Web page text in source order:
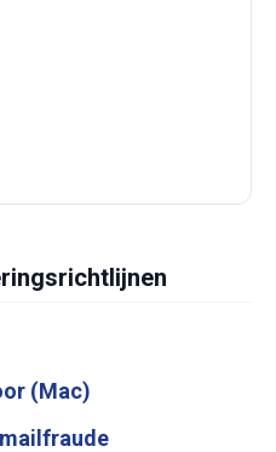
(Mac)